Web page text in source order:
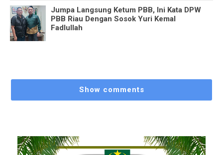
Jumpa Langsung Ketum PBB, Ini Kata DPW
PBB Riau Dengan Sosok Yuri Kemal
Fadlullah
Show comments